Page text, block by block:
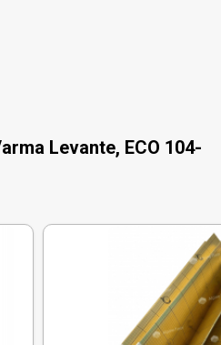
Levante, ECO 104-